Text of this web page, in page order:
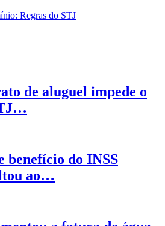
Regras do STJ
de aluguel impede o
benefício do INSS
ao…